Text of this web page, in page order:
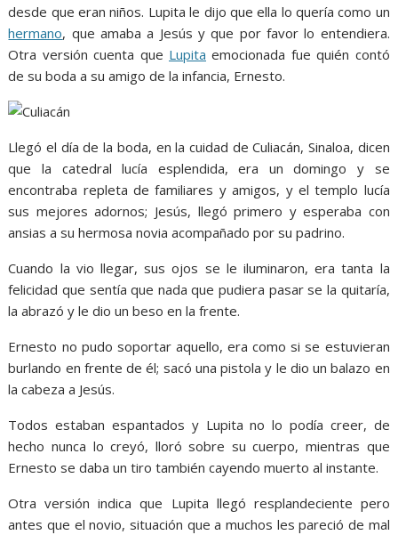
desde que eran niños. Lupita le dijo que ella lo quería como un
hermano, que amaba a Jesús y que por favor lo entendiera.
Otra versión cuenta que Lupita emocionada fue quién contó
de su boda a su amigo de la infancia, Ernesto.
Llegó el día de la boda, en la cuidad de Culiacán, Sinaloa, dicen
que la catedral lucía esplendida, era un domingo y se
encontraba repleta de familiares y amigos, y el templo lucía
sus mejores adornos; Jesús, llegó primero y esperaba con
ansias a su hermosa novia acompañado por su padrino.
Cuando la vio llegar, sus ojos se le iluminaron, era tanta la
felicidad que sentía que nada que pudiera pasar se la quitaría,
la abrazó y le dio un beso en la frente.
Ernesto no pudo soportar aquello, era como si se estuvieran
burlando en frente de él; sacó una pistola y le dio un balazo en
la cabeza a Jesús.
Todos estaban espantados y Lupita no lo podía creer, de
hecho nunca lo creyó, lloró sobre su cuerpo, mientras que
Ernesto se daba un tiro también cayendo muerto al instante.
Otra versión indica que Lupita llegó resplandeciente pero
antes que el novio, situación que a muchos les pareció de mal